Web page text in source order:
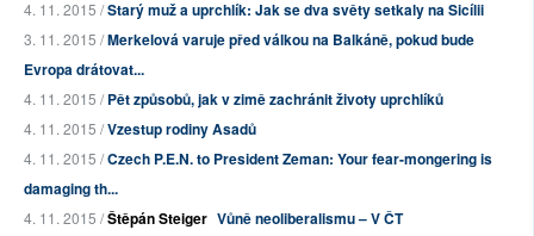
4. 11. 2015 /Starý muž a uprchlík: Jak se dva světy setkaly na Sicílii
3. 11. 2015 /Merkelová varuje před válkou na Balkáně, pokud bude
Evropa drátovat...
4. 11. 2015 /Pět způsobů, jak v zimě zachránit životy uprchlíků
4. 11. 2015 /Vzestup rodiny Asadů
4. 11. 2015 /Czech P.E.N. to President Zeman: Your fear-mongering is
damaging th...
4. 11. 2015 /Štěpán Steiger Vůně neoliberalismu – V ČT